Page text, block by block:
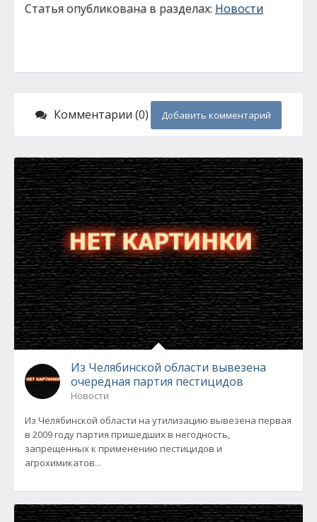
Статья опубликована в разделах: Новости
Комментарии (0) Добавить комментарий
Из Челябинской области вывезена
очередная партия пестицидов
Новости
Из Челябинской области на утилизацию вывезена первая
в 2009 году партия пришедших в негодность,
запрещенных к применению пестицидов и
агрохимикатов...